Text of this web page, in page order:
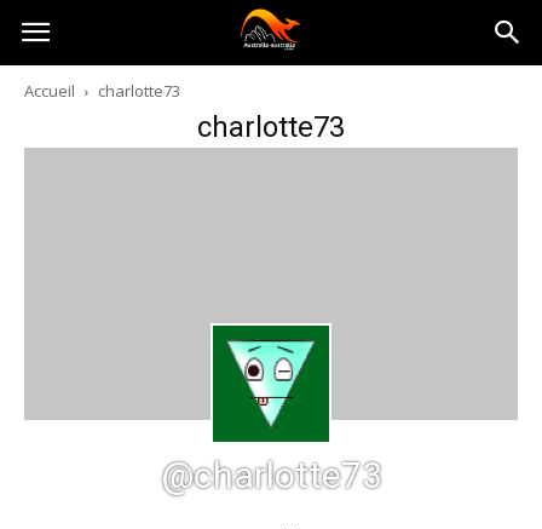
Australia-
australie.com
Accueil charlotte73
charlotte73
@charlotte73